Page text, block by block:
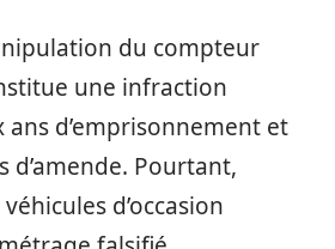
du compteur
une infraction
ans d’emprisonnement et
d’amende. Pourtant,
d’occasion